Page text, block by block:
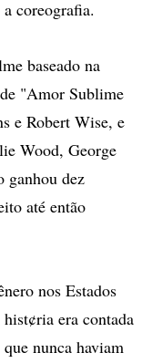
coreografia.
baseado na
"Amor Sublime
e Robert Wise, e
Wood, George
ganhou dez
até então
nos Estados
era contada
nunca haviam